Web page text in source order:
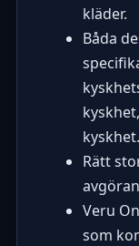
kläder.
Båda
kyskhet.
Rätt
Veru
som